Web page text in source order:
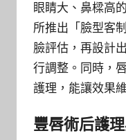
眼睛大、鼻樑高
所推出「臉型客
臉評估，再設計
行調整。同時，
護理，能讓效果
豐唇術后護